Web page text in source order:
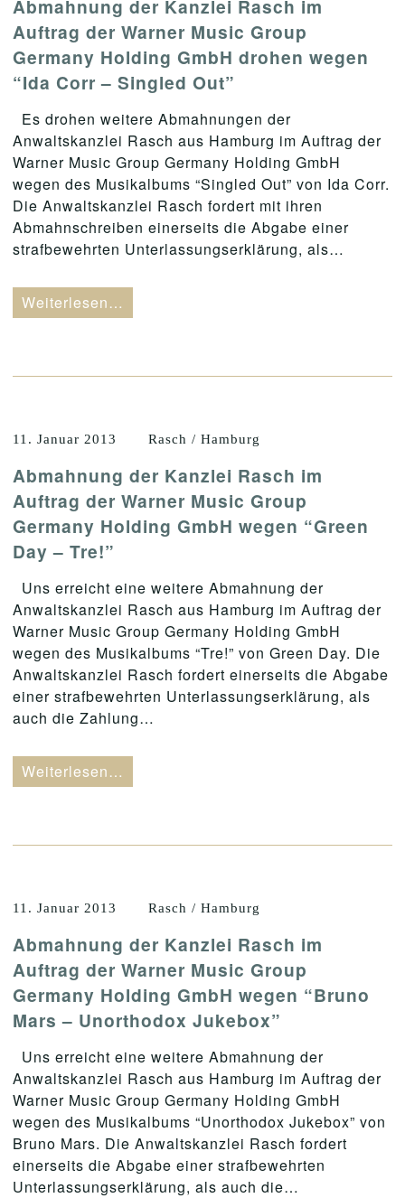
Abmahnung der Kanzlei Rasch im
Auftrag der Warner Music Group
Germany Holding GmbH drohen wegen
“Ida Corr – Singled Out”
Es drohen weitere Abmahnungen der
Anwaltskanzlei Rasch aus Hamburg im Auftrag der
Warner Music Group Germany Holding GmbH
wegen des Musikalbums “Singled Out” von Ida Corr.
Die Anwaltskanzlei Rasch fordert mit ihren
Abmahnschreiben einerseits die Abgabe einer
strafbewehrten Unterlassungserklärung, als…
Weiterlesen…
11. Januar 2013 Rasch / Hamburg
Abmahnung der Kanzlei Rasch im
Auftrag der Warner Music Group
Germany Holding GmbH wegen “Green
Day – Tre!”
Uns erreicht eine weitere Abmahnung der
Anwaltskanzlei Rasch aus Hamburg im Auftrag der
Warner Music Group Germany Holding GmbH
wegen des Musikalbums “Tre!” von Green Day. Die
Anwaltskanzlei Rasch fordert einerseits die Abgabe
einer strafbewehrten Unterlassungserklärung, als
auch die Zahlung…
Weiterlesen…
11. Januar 2013 Rasch / Hamburg
Abmahnung der Kanzlei Rasch im
Auftrag der Warner Music Group
Germany Holding GmbH wegen “Bruno
Mars – Unorthodox Jukebox”
Uns erreicht eine weitere Abmahnung der
Anwaltskanzlei Rasch aus Hamburg im Auftrag der
Warner Music Group Germany Holding GmbH
wegen des Musikalbums “Unorthodox Jukebox” von
Bruno Mars. Die Anwaltskanzlei Rasch fordert
einerseits die Abgabe einer strafbewehrten
Unterlassungserklärung, als auch die…